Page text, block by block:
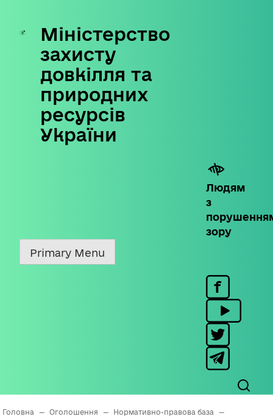
Skip
content
Міністерство
захисту
довкілля та
природних
ресурсів
України
Людям
з
зору
Primary Menu
Головна — Оголошення — Нормативно-правова база
—